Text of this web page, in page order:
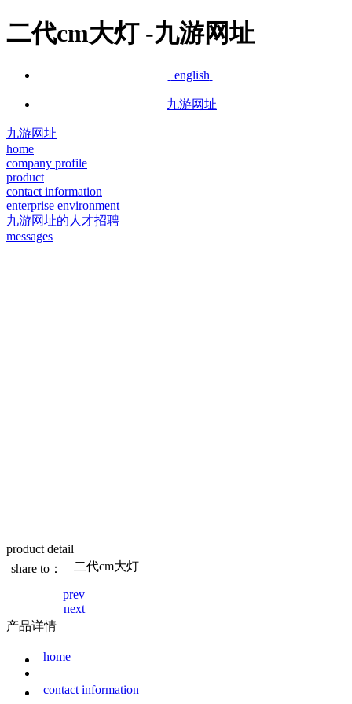
二代cm大灯 -九游网址
english
¦
九游网址
九游网址
home
company profile
product
contact information
enterprise environment
九游网址的人才招聘
messages
product detail
share to：
二代cm大灯
prev
next
产品详情
home
contact information